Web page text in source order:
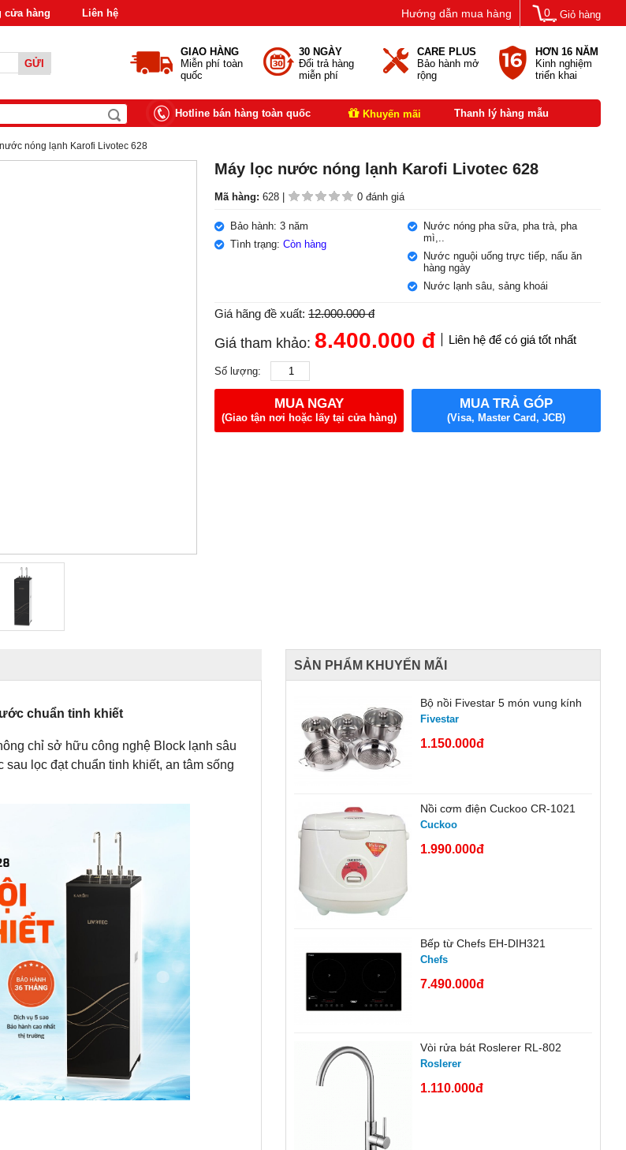
cửa hàng Liên hệ Giỏ hàng
0
Hướng dẫn mua hàng
GỬI
GIAO HÀNG
Miễn phí toàn
quốc
30 NGÀY
Đổi trả hàng
miễn phí
CARE PLUS
Bảo hành mở
rộng
HƠN 16 NĂM
Kinh nghiệm
triển khai
Hotline bán hàng toàn quốc Khuyến mãi Thanh lý hàng mẫu
nóng lạnh Karofi Livotec 628
Máy lọc nước nóng lạnh Karofi Livotec 628
Mã hàng: 628 | 0 đánh giá
Bảo hành: 3 năm
Tình trạng: Còn hàng
Nước nóng pha sữa, pha trà, pha
mì,..
Nước nguội uống trực tiếp, nấu ăn
hàng ngày
Nước lạnh sâu, sảng khoái
Giá hãng đề xuất: 12.000.000 đ
Giá tham khảo: 8.400.000 đ Liên hệ để có giá tốt nhất
Số lượng:
MUA NGAY
(Giao tận nơi hoặc lấy tại cửa hàng)
MUA TRẢ GÓP
(Visa, Master Card, JCB)
chuẩn tinh khiết
chỉ sở hữu công nghệ Block lạnh sâu
lọc đạt chuẩn tinh khiết, an tâm sống
SẢN PHẨM KHUYẾN MÃI
Bộ nồi Fivestar 5 món vung kính
Fivestar
1.150.000đ
Nồi cơm điện Cuckoo CR-1021
Cuckoo
1.990.000đ
Bếp từ Chefs EH-DIH321
Chefs
7.490.000đ
Vòi rửa bát Roslerer RL-802
Roslerer
1.110.000đ